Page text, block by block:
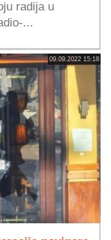
radija u
...
09.09.2022 15:18